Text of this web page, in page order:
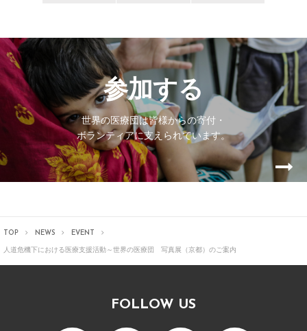
参加する
世界の医療団は皆様からの寄付・
ボランティアに支えられています。
TOP NEWS EVENT
人道危機下における医療支援活動～世界の医療団 写真展（京都）のご案内
FOLLOW US